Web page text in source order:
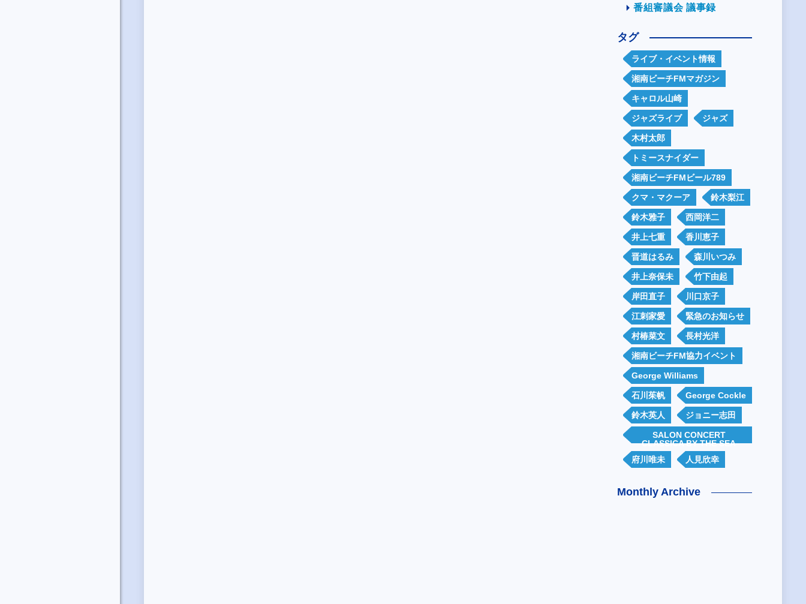
番組審議会 議事録
タグ
ライブ・イベント情報
湘南ビーチFMマガジン
キャロル山崎
ジャズライブ ジャズ
木村太郎
トミースナイダー
湘南ビーチFMビール789
クマ・マクーア 鈴木梨江
鈴木雅子 西岡洋二
井上七重 香川恵子
晋道はるみ 森川いつみ
井上奈保未 竹下由起
岸田直子 川口京子
江刺家愛 緊急のお知らせ
村椿菜文 長村光洋
湘南ビーチFM協力イベント
George Williams
石川茱帆 George Cockle
鈴木英人 ジョニー志田
SALON CONCERT
CLASSICA BY THE SEA
府川唯未
人見欣幸
Monthly Archive